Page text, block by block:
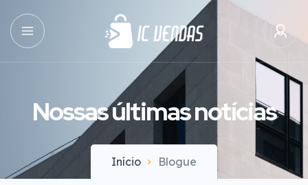
Nossas últimas notícias
Início Blogue